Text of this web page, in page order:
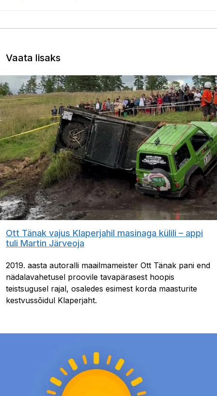
Vaata lisaks
Ott Tänak vajus Klaperjahil masinaga külili – appi
tuli Martin Järveoja
2019. aasta autoralli maailmameister Ott Tänak pani end
nädalavahetusel proovile tavapärasest hoopis
teistsugusel rajal, osaledes esimest korda maasturite
kestvussõidul Klaperjaht.